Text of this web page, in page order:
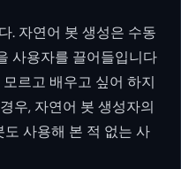
. 자연어 봇 생성은 수동
사용자를 끌어들입니다
르고 배우고 싶어 하지
우, 자연어 봇 생성자의
사용해 본 적 없는 사